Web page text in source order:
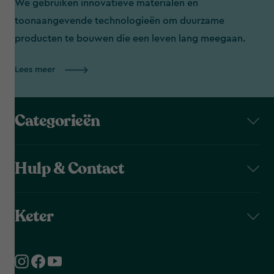
We gebruiken innovatieve materialen en
toonaangevende technologieën om duurzame
producten te bouwen die een leven lang meegaan.
Lees meer
Categorieën
Hulp & Contact
Keter